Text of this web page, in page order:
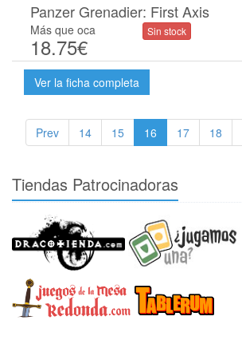
Panzer Grenadier: First Axis
Más que oca
18.75€
Sin stock
Ver la ficha completa
Prev 14 15 16 17 18
Tiendas Patrocinadoras